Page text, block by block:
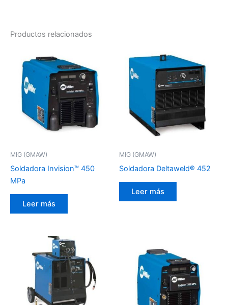
Productos relacionados
MIG (GMAW)
Soldadora Invision™ 450
MPa
Leer más
MIG (GMAW)
Soldadora Deltaweld® 452
Leer más